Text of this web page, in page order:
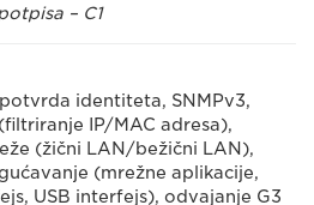
– C1
potvrda identiteta, SNMPv3,
IP/MAC adresa),
(žični LAN/bežični LAN),
(mrežne aplikacije,
USB interfejs), odvajanje G3